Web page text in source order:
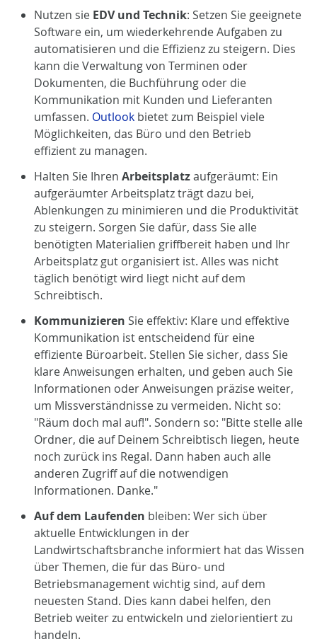
Nutzen sie EDV und Technik: Setzen Sie geeignete
Software ein, um wiederkehrende Aufgaben zu
automatisieren und die Effizienz zu steigern. Dies
kann die Verwaltung von Terminen oder
Dokumenten, die Buchführung oder die
Kommunikation mit Kunden und Lieferanten
umfassen. Outlook bietet zum Beispiel viele
Möglichkeiten, das Büro und den Betrieb
effizient zu managen.
Halten Sie Ihren Arbeitsplatzaufgeräumt: Ein
aufgeräumter Arbeitsplatz trägt dazu bei,
Ablenkungen zu minimieren und die Produktivität
zu steigern. Sorgen Sie dafür, dass Sie alle
benötigten Materialien griffbereit haben und Ihr
Arbeitsplatz gut organisiert ist. Alles was nicht
täglich benötigt wird liegt nicht auf dem
Schreibtisch.
Kommunizieren Sie effektiv: Klare und effektive
Kommunikation ist entscheidend für eine
effiziente Büroarbeit. Stellen Sie sicher, dass Sie
klare Anweisungen erhalten, und geben auch Sie
Informationen oder Anweisungen präzise weiter,
um Missverständnisse zu vermeiden. Nicht so:
"Räum doch mal auf!". Sondern so: "Bitte stelle alle
Ordner, die auf Deinem Schreibtisch liegen, heute
noch zurück ins Regal. Dann haben auch alle
anderen Zugriff auf die notwendigen
Informationen. Danke."
Auf dem Laufenden bleiben: Wer sich über
aktuelle Entwicklungen in der
Landwirtschaftsbranche informiert hat das Wissen
über Themen, die für das Büro- und
Betriebsmanagement wichtig sind, auf dem
neuesten Stand. Dies kann dabei helfen, den
Betrieb weiter zu entwickeln und zielorientiert zu
handeln.